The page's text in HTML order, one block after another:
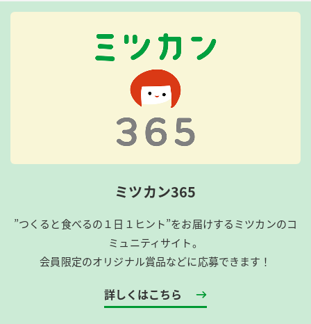
ミツカン365
”つくると食べるの１日１ヒント”をお届けするミツカンのコ
ミュニティサイト。
会員限定のオリジナル賞品などに応募できます！
詳しくはこちら